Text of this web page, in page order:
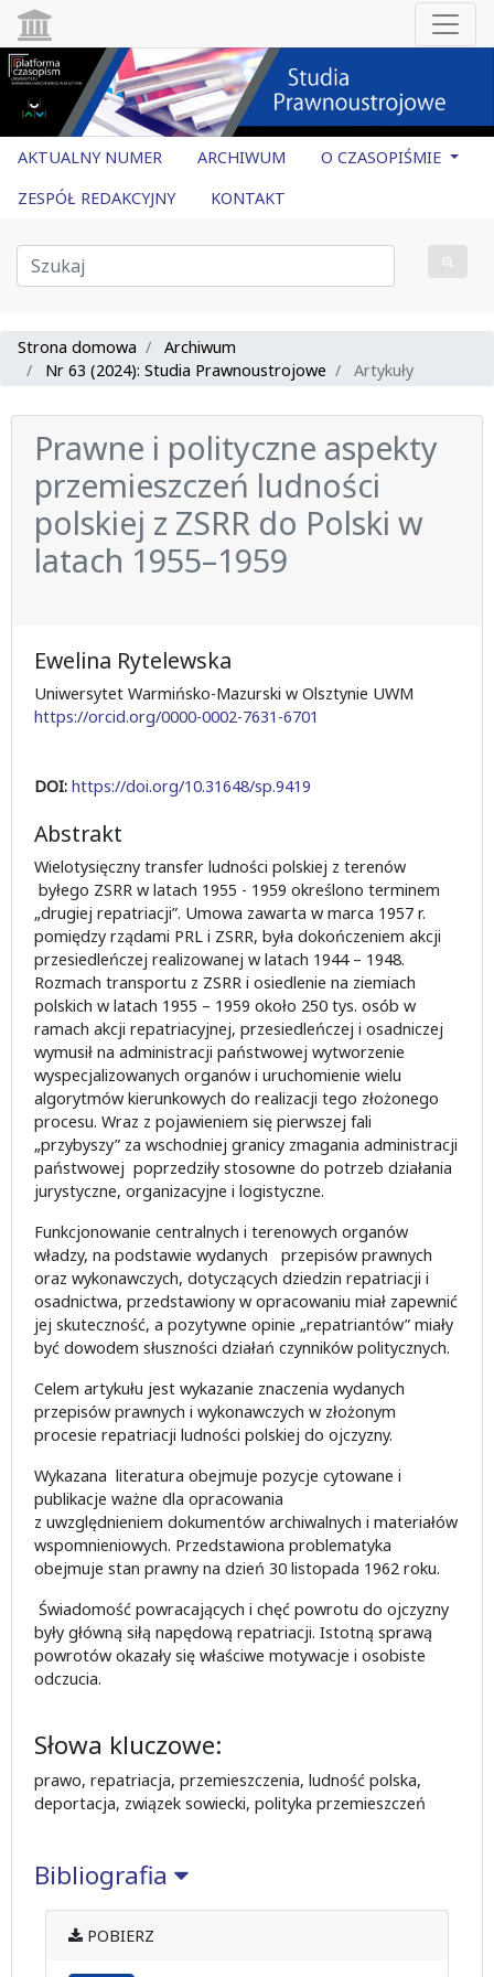
AKTUALNY NUMER ARCHIWUM
O CZASOPIŚMIE
ZESPÓŁ REDAKCYJNY
KONTAKT
Strona domowa
Archiwum
Nr 63 (2024): Studia Prawnoustrojowe
Artykuły
Prawne i polityczne aspekty
przemieszczeń ludności
polskiej z ZSRR do Polski w
latach 1955–1959
Ewelina Rytelewska
Uniwersytet Warmińsko-Mazurski w Olsztynie UWM
https://orcid.org/0000-0002-7631-6701
DOI: https://doi.org/10.31648/sp.9419
Abstrakt
Wielotysięczny transfer ludności polskiej z terenów
byłego ZSRR w latach 1955 - 1959 określono terminem
„drugiej repatriacji”. Umowa zawarta w marca 1957 r.
pomiędzy rządami PRL i ZSRR, była dokończeniem akcji
przesiedleńczej realizowanej w latach 1944 – 1948.
Rozmach transportu z ZSRR i osiedlenie na ziemiach
polskich w latach 1955 – 1959 około 250 tys. osób w
ramach akcji repatriacyjnej, przesiedleńczej i osadniczej
wymusił na administracji państwowej wytworzenie
wyspecjalizowanych organów i uruchomienie wielu
algorytmów kierunkowych do realizacji tego złożonego
procesu. Wraz z pojawieniem się pierwszej fali
„przybyszy” za wschodniej granicy zmagania administracji
państwowej poprzedziły stosowne do potrzeb działania
jurystyczne, organizacyjne i logistyczne.
Funkcjonowanie centralnych i terenowych organów
władzy, na podstawie wydanych przepisów prawnych
oraz wykonawczych, dotyczących dziedzin repatriacji i
osadnictwa, przedstawiony w opracowaniu miał zapewnić
jej skuteczność, a pozytywne opinie „repatriantów” miały
być dowodem słuszności działań czynników politycznych.
Celem artykułu jest wykazanie znaczenia wydanych
przepisów prawnych i wykonawczych w złożonym
procesie repatriacji ludności polskiej do ojczyzny.
Wykazana literatura obejmuje pozycje cytowane i
publikacje ważne dla opracowania
z uwzględnieniem dokumentów archiwalnych i materiałów
wspomnieniowych. Przedstawiona problematyka
obejmuje stan prawny na dzień 30 listopada 1962 roku.
Świadomość powracających i chęć powrotu do ojczyzny
były główną siłą napędową repatriacji. Istotną sprawą
powrotów okazały się właściwe motywacje i osobiste
odczucia.
Słowa kluczowe:
prawo, repatriacja, przemieszczenia, ludność polska,
deportacja, związek sowiecki, polityka przemieszczeń
Bibliografia
POBIERZ